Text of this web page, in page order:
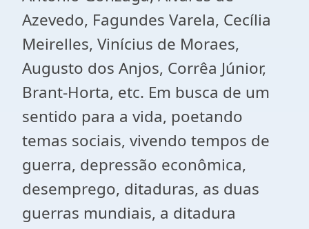
Azevedo, Fagundes Varela, Cecília
Meirelles, Vinícius de Moraes,
Augusto dos Anjos, Corrêa Júnior,
Brant-Horta, etc. Em busca de um
sentido para a vida, poetando
temas sociais, vivendo tempos de
guerra, depressão econômica,
desemprego, ditaduras, as duas
guerras mundiais, a ditadura